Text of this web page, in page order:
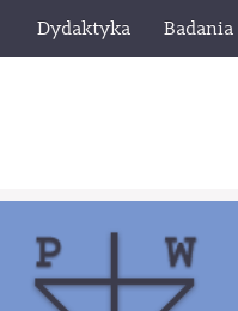
Dydaktyka Badania